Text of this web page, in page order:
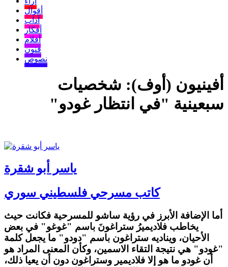
أقوال
آداب
أفكار
أفلام
فنون
نصوص
أفينيون (أوف): شخصيات
سبعينية "في انتظار غودو"
ياسر أبو شقرة
كاتب مسرحي فلسطيني سوري
أما الإضافة الأبرز في رؤية ساشو للمسرحية فكانت حيث
يخاطب فلاديميرُ ستراغونَ باسم "غوغو" في بعض
الأحيان، ويناديه ستراغون باسم "دودو" ما يجعل كلمة
"غودو" هي نتيجة التقاء الاسمين، وكأن المعنى المراد هو
أن غودو ما هو إلا فلاديمير وستراغون دون أن يعيا ذلك،